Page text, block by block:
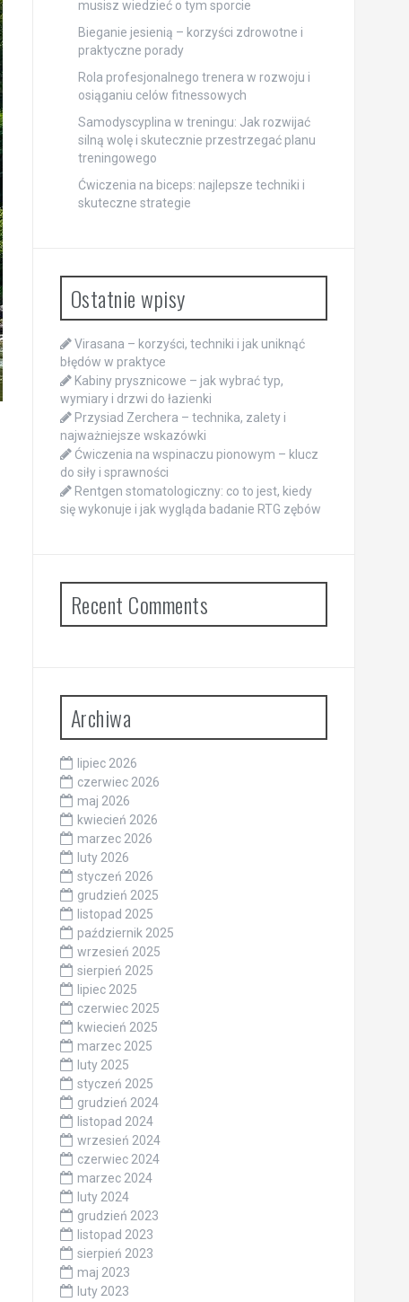
musisz wiedzieć o tym sporcie
Bieganie jesienią – korzyści zdrowotne i
praktyczne porady
Rola profesjonalnego trenera w rozwoju i
osiąganiu celów fitnessowych
Samodyscyplina w treningu: Jak rozwijać
silną wolę i skutecznie przestrzegać planu
treningowego
Ćwiczenia na biceps: najlepsze techniki i
skuteczne strategie
Ostatnie wpisy
Virasana – korzyści, techniki i jak uniknąć
błędów w praktyce
Kabiny prysznicowe – jak wybrać typ,
wymiary i drzwi do łazienki
Przysiad Zerchera – technika, zalety i
najważniejsze wskazówki
Ćwiczenia na wspinaczu pionowym – klucz
do siły i sprawności
Rentgen stomatologiczny: co to jest, kiedy
się wykonuje i jak wygląda badanie RTG zębów
Recent Comments
Archiwa
lipiec 2026
czerwiec 2026
maj 2026
kwiecień 2026
marzec 2026
luty 2026
styczeń 2026
grudzień 2025
listopad 2025
październik 2025
wrzesień 2025
sierpień 2025
lipiec 2025
czerwiec 2025
kwiecień 2025
marzec 2025
luty 2025
styczeń 2025
grudzień 2024
listopad 2024
wrzesień 2024
czerwiec 2024
marzec 2024
luty 2024
grudzień 2023
listopad 2023
sierpień 2023
maj 2023
luty 2023